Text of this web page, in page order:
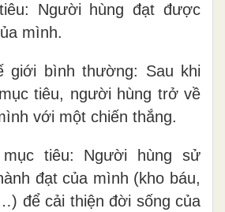
Người hùng đạt được
mình.
giới bình thường: Sau khi
tiêu, người hùng trở về
với một chiến thắng.
tiêu: Người hùng sử
đạt của mình (kho báu,
để cải thiện đời sống của